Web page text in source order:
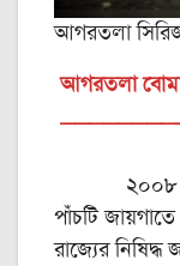
আগরতলা
আগরতলা
২০০৮ – র
পাঁচটি
রাজ্যের